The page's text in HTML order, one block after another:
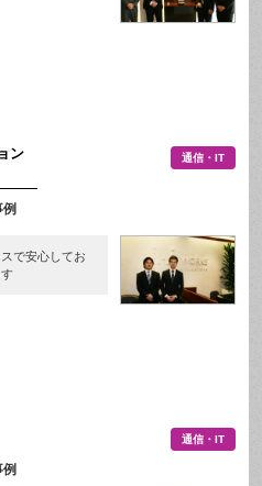
ン
通信・IT
で安心してお
通信・IT